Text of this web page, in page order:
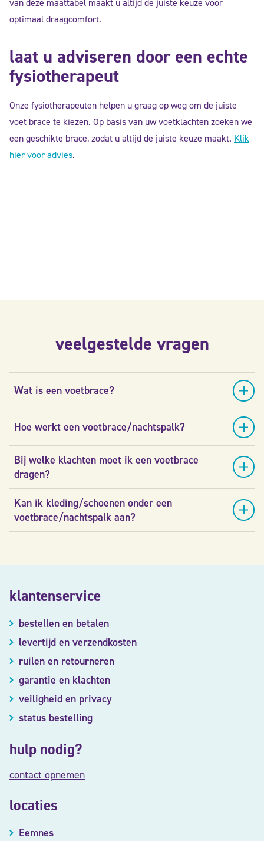
van deze maattabel maakt u altijd de juiste keuze voor
optimaal draagcomfort.
laat u adviseren door een echte
fysiotherapeut
Onze fysiotherapeuten helpen u graag op weg om de juiste
voet brace te kiezen. Op basis van uw voetklachten zoeken we
een geschikte brace, zodat u altijd de juiste keuze maakt. Klik
hier voor advies.
veelgestelde vragen
Wat is een voetbrace?
Hoe werkt een voetbrace/nachtspalk?
Bij welke klachten moet ik een voetbrace
dragen?
Kan ik kleding/schoenen onder een
voetbrace/nachtspalk aan?
klantenservice
bestellen en betalen
levertijd en verzendkosten
ruilen en retourneren
garantie en klachten
veiligheid en privacy
status bestelling
hulp nodig?
contact opnemen
locaties
Eemnes